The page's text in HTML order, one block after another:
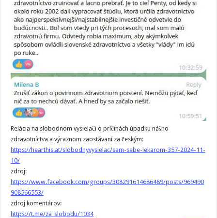
Relácia na slobodnom vysielači o príčinách úpadku nášho
zdravotníctva a výraznom zaostávaní za českým:
https://hearthis.at/slobodnyvysielac/sam-sebe-lekarom-357-2024-11-
10/
zdroj:
https://www.facebook.com/groups/308291614686489/posts/969490
908566553/
zdroj komentárov:
https://t.me/za_slobodu/1034